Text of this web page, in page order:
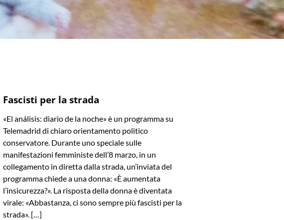
Fascisti per la strada
«El análisis: diario de la noche» è un programma su
Telemadrid di chiaro orientamento politico
conservatore. Durante uno speciale sulle
manifestazioni femministe dell’8 marzo, in un
collegamento in diretta dalla strada, un’inviata del
programma chiede a una donna: «È aumentata
l’insicurezza?». La risposta della donna è diventata
virale: «Abbastanza, ci sono sempre più fascisti per la
strada». […]